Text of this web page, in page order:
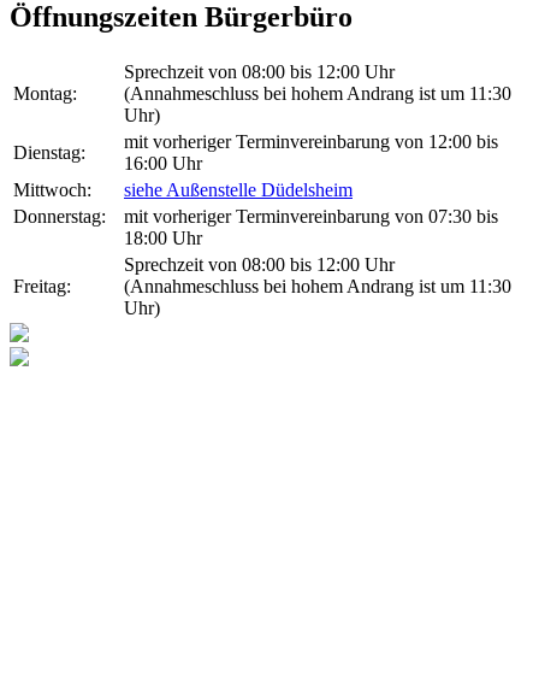
Öffnungszeiten Bürgerbüro
Montag:
Sprechzeit von 08:00 bis 12:00 Uhr
(Annahmeschluss bei hohem Andrang ist um 11:30
Uhr)
Dienstag:
mit vorheriger Terminvereinbarung von 12:00 bis
16:00 Uhr
Mittwoch:
siehe Außenstelle Düdelsheim
Donnerstag:
mit vorheriger Terminvereinbarung von 07:30 bis
18:00 Uhr
Freitag:
Sprechzeit von 08:00 bis 12:00 Uhr
(Annahmeschluss bei hohem Andrang ist um 11:30
Uhr)